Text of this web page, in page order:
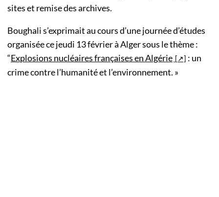
sites et remise des archives.
Boughali s’exprimait au cours d’une journée d’études
organisée ce jeudi 13 février à Alger sous le thème :
“Explosions nucléaires françaises en Algérie
: un
crime contre l’humanité et l’environnement. »